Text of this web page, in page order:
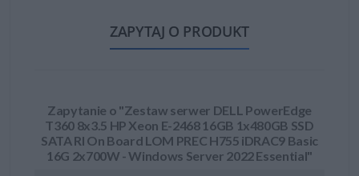
ZAPYTAJ O PRODUKT
Zapytanie o "Zestaw serwer DELL PowerEdge
T360 8x3.5 HP Xeon E-2468 16GB 1x480GB SSD
SATA RI On Board LOM PREC H755 iDRAC9 Basic
16G 2x700W - Windows Server 2022 Essential"